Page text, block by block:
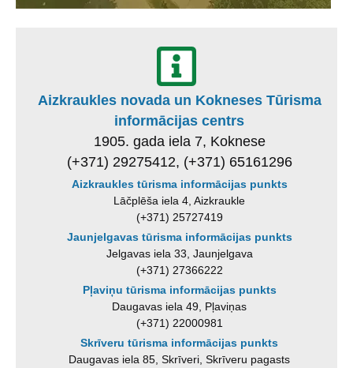
Aizkraukles novada un Kokneses Tūrisma
informācijas centrs
1905. gada iela 7, Koknese
(+371) 29275412, (+371) 65161296
Aizkraukles tūrisma informācijas punkts
Lāčplēša iela 4, Aizkraukle
(+371) 25727419
Jaunjelgavas tūrisma informācijas punkts
Jelgavas iela 33, Jaunjelgava
(+371) 27366222
Pļaviņu tūrisma informācijas punkts
Daugavas iela 49, Pļaviņas
(+371) 22000981
Skrīveru tūrisma informācijas punkts
Daugavas iela 85, Skrīveri, Skrīveru pagasts